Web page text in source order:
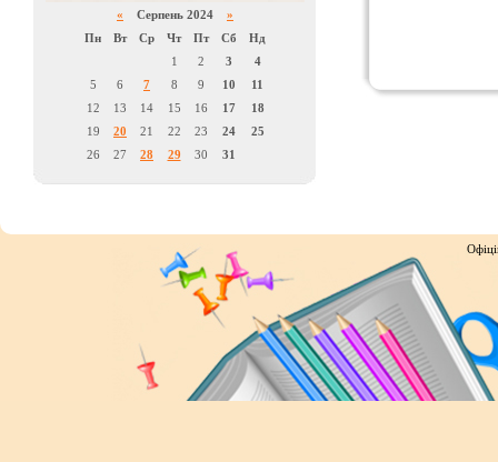
« Серпень 2024 »
Пн
Вт Ср Чт Пт Сб
Нд
1
2 3
4
5
6 7 8 9 10
11
12
13 14 15 16 17
18
19
20 21 22 23 24
25
26
27 28 29 30 31